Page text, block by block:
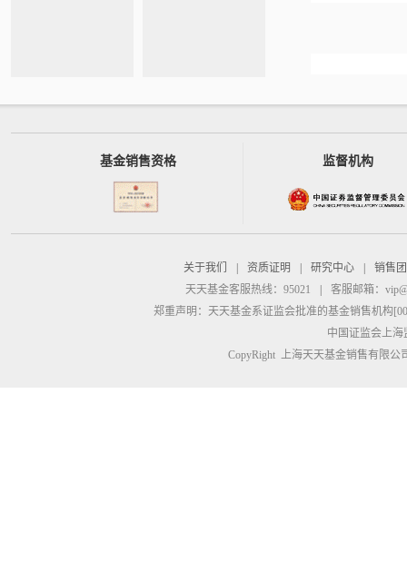
基金销售资格 监督机构
关于我们 资质证明 研究中心
销售
天天基金客服热线：95021
客服邮箱：
郑重声明： 天天基金系证监会批准的基金销售机构
中国证监会上
CopyRight 上海天天基金销售有限